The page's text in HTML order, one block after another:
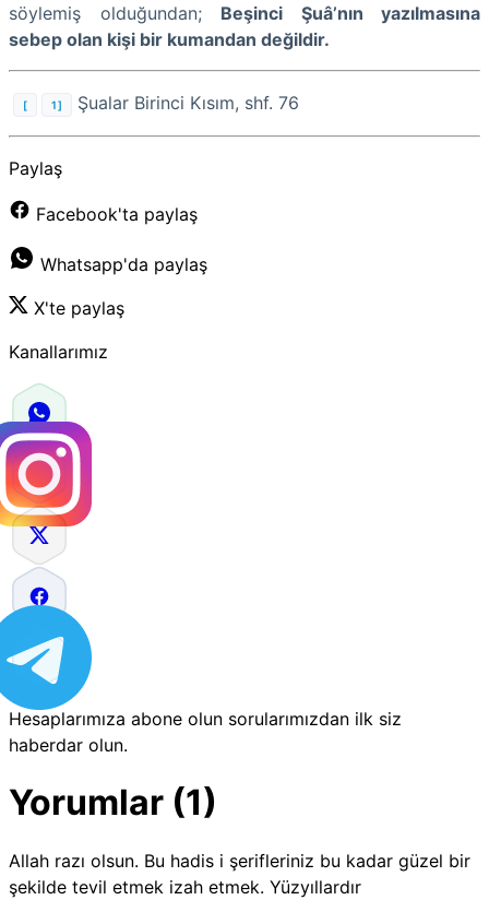
söylemiş olduğundan; Beşinci Şuâ’nın yazılmasına
sebep olan kişi bir kumandan değildir.
[ 1] Şualar Birinci Kısım, shf. 76
Paylaş
Facebook'ta paylaş
Whatsapp'da paylaş
X'te paylaş
Kanallarımız
Hesaplarımıza abone olun sorularımızdan ilk siz
haberdar olun.
Yorumlar (1)
Allah razı olsun. Bu hadis i şerifleriniz bu kadar güzel bir
şekilde tevil etmek izah etmek. Yüzyıllardır